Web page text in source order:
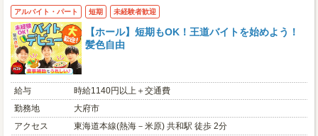
アルバイト・パート 短期 未経験者歓迎
【ホール】短期もOK！王道バイトを始めよう！
髪色自由
給与
時給1140円以上＋交通費
勤務地
大府市
アクセス
東海道本線(熱海－米原) 共和駅 徒歩 2分